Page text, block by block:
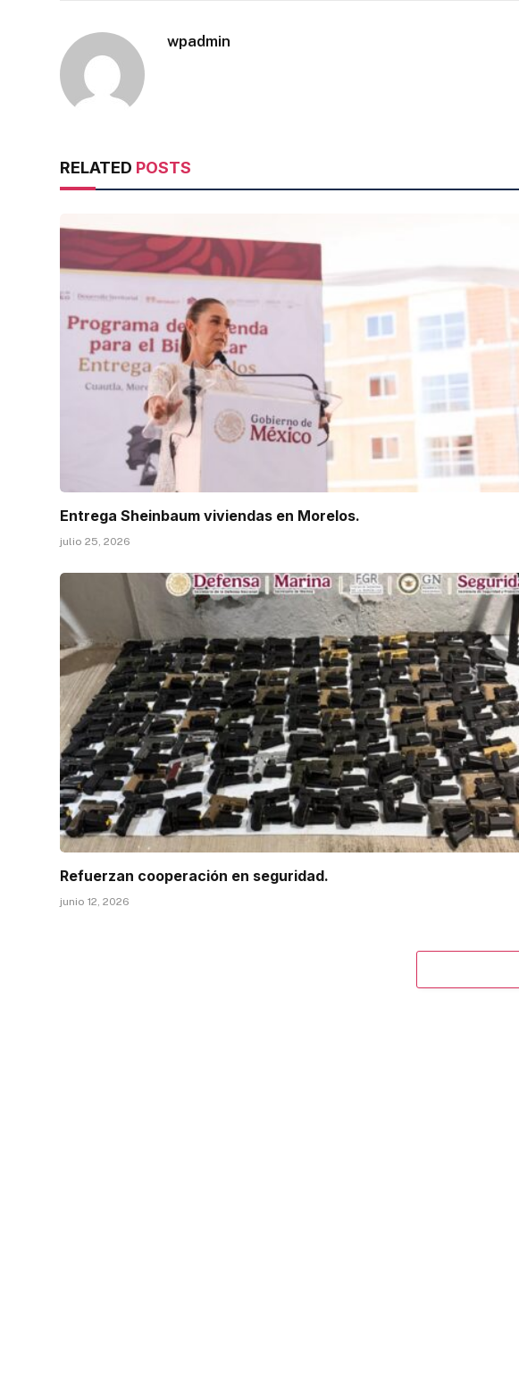
wpadmin
RELATED POSTS
Entrega Sheinbaum viviendas en Morelos.
julio 25, 2026
Refuerzan cooperación en seguridad.
junio 12, 2026